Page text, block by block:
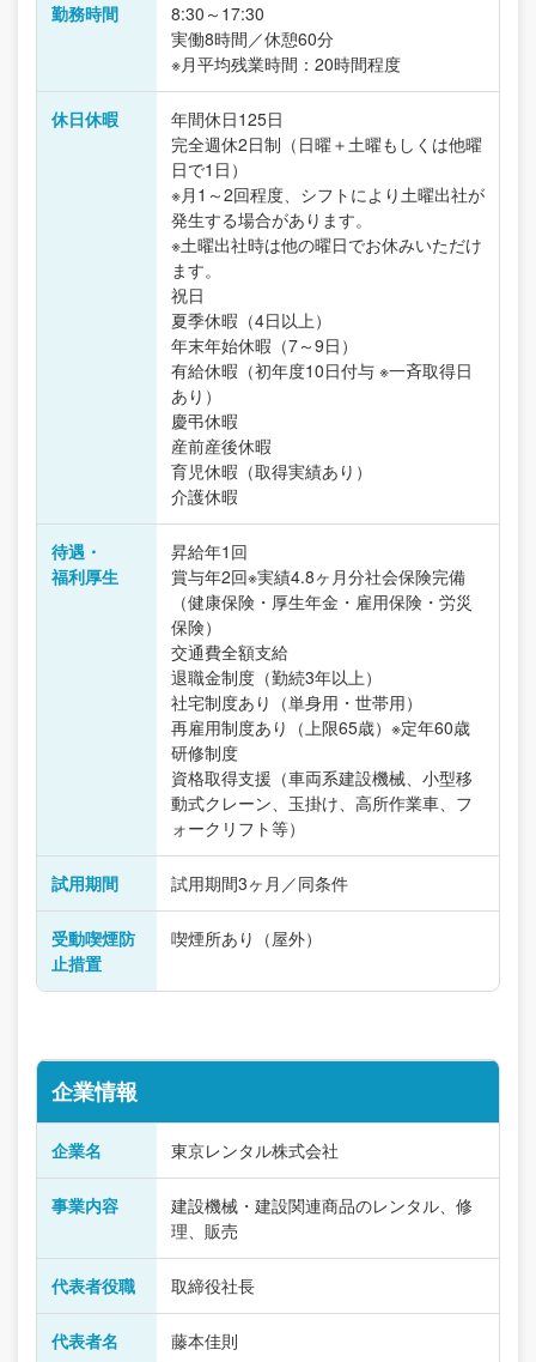
勤務時間
8:30～17:30
実働8時間／休憩60分
※月平均残業時間：20時間程度
休日休暇
年間休日125日
完全週休2日制（日曜＋土曜もしくは他曜
日で1日）
※月1～2回程度、シフトにより土曜出社が
発生する場合があります。
※土曜出社時は他の曜日でお休みいただけ
ます。
祝日
夏季休暇（4日以上）
年末年始休暇（7～9日）
有給休暇（初年度10日付与 ※一斉取得日
あり）
慶弔休暇
産前産後休暇
育児休暇（取得実績あり）
介護休暇
待遇・
福利厚生
昇給年1回
賞与年2回※実績4.8ヶ月分社会保険完備
（健康保険・厚生年金・雇用保険・労災
保険）
交通費全額支給
退職金制度（勤続3年以上）
社宅制度あり（単身用・世帯用）
再雇用制度あり（上限65歳）※定年60歳
研修制度
資格取得支援（車両系建設機械、小型移
動式クレーン、玉掛け、高所作業車、フ
ォークリフト等）
試用期間 試用期間3ヶ月／同条件
受動喫煙防
止措置
喫煙所あり（屋外）
企業情報
企業名 東京レンタル株式会社
事業内容
建設機械・建設関連商品のレンタル、修
理、販売
代表者役職 取締役社長
代表者名 藤本佳則